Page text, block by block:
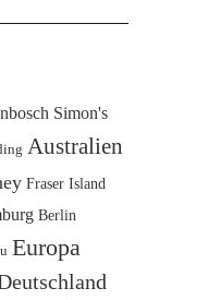
Simon's
Australien
Fraser Island
Berlin
Europa